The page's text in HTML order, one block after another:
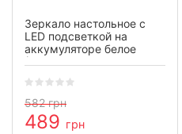
Зеркало настольное с
LED подсветкой на
аккумуляторе белое
(28×10×10 см)
582грн
489 грн